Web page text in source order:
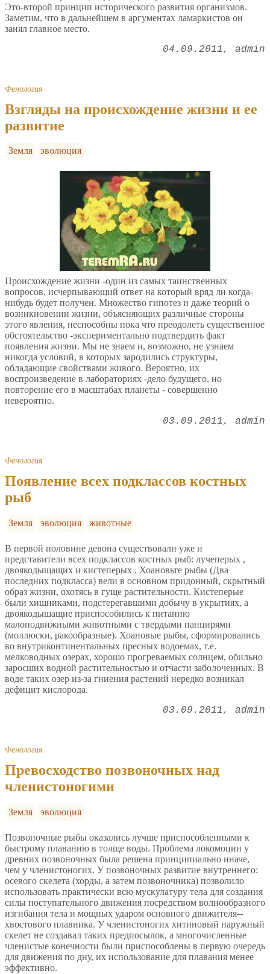
Это-второй принцип исторического развития организмов.
Заметим, что в дальнейшем в аргументах ламаркистов он
занял главное место.
04.09.2011 admin
Фенология
Взгляды на происхождение жизни и ее
развитие
Земля эволюция
Происхождение жизни -один из самых таинственных
вопросов, исчерпывающий ответ на который вряд ли когда-
нибудь будет получен. Множество гипотез и даже теорий о
возникновении жизни, объясняющих различные стороны
этого явления, неспособны пока что преодолеть существенное
обстоятельство -экспериментально подтвердить факт
появления жизни. Мы не знаем и, возможно, не узнаем
никогда условий, в которых зародились структуры,
обладающие свойствами живого. Вероятно, их
воспроизведение в лабораториях -дело будущего, но
повторение его в масштабах планеты - совершенно
невероятно.
03.09.2011 admin
Фенология
Появление всех подклассов костных
рыб
Земля эволюция животные
В первой половине девона существовали уже и
представители всех подклассов костных рыб: лучеперых ,
двоякодыщащих и кистеперых . Хоановьте рыбы (Два
последних подкласса) вели в основном придонный, скрытный
образ жизни, охотясь в гуще растительности. Кистеперые
были хищниками, подстерегавшими добычу в укрытиях, а
двоякодышащие приспособились к питанию
малоподвижными животными с твердыми панцирями
(моллюски, ракообразные). Хоановые рыбы, сформировались
во внутриконтинентальных пресных водоемах, т.е.
мелководных озерах, хорошо прогреваемых солнцем, обильно
заросших водной растительностью и отчасти заболоченных. В
воде таких озер из-за гниения растений нередко возникал
дефицит кислорода.
03.09.2011 admin
Фенология
Превосходство позвоночных над
членистоногими
Земля эволюция
Позвоночные рыбы оказались лучше приспособленными к
быстрому плаванию в толще воды. Проблема локомоции у
древних позвоночных была решена принципиально иначе,
чем у членистоногих. У позвоночных развитие внутреннего:
осевого скелета (хорды, а затем позвоночника) позволило
использовать практически всю мускулатуру тела для создания
силы поступательного движения посредством волнообразного
изгибания тела и мощных ударом основного движителя--
хвостового плавника. У членистоногих хитиновый наружный
скелет не создавал таких предпосылок, а многочисленные
членистые конечности были приспособлены в первую очередь
для движения по дну, их использование для плавания менее
эффективно.